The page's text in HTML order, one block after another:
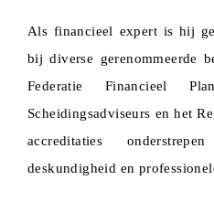
Als financieel expert is hij
bij diverse gerenommeerde
Federatie Financieel
Scheidingsadviseurs en het
accreditaties
deskundigheid en